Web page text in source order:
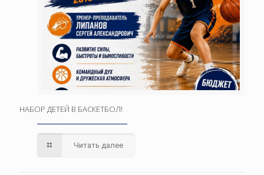
НАБОР ДЕТЕЙ В БАСКЕТБОЛ!
Читать далее